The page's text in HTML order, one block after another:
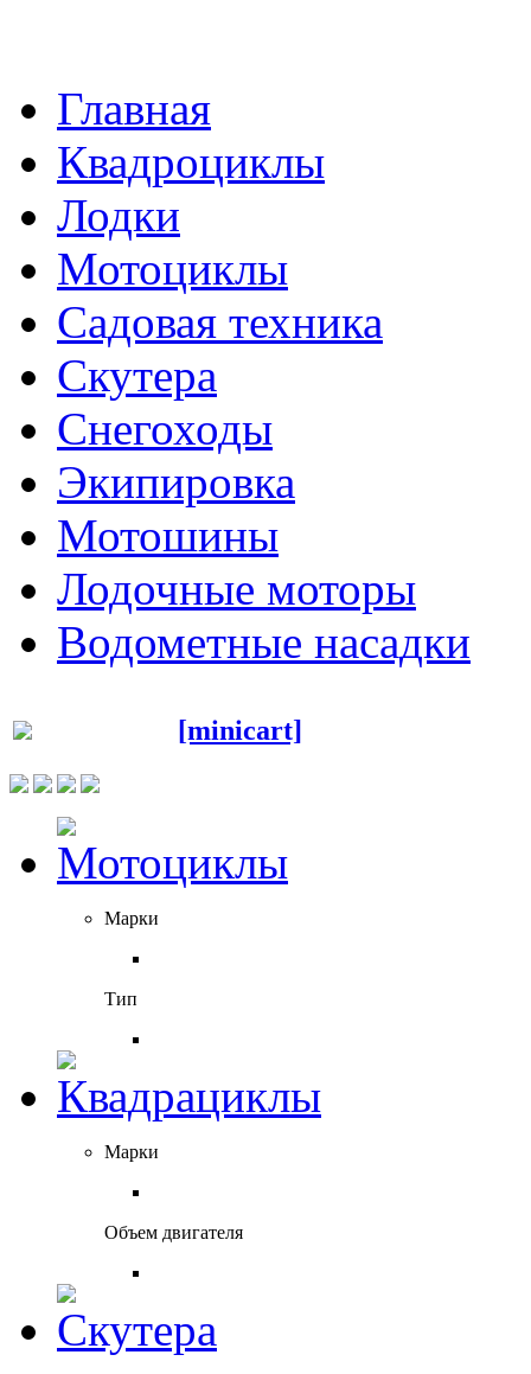
Главная
Квадроциклы
Лодки
Мотоциклы
Садовая техника
Скутера
Снегоходы
Экипировка
Мотошины
Лодочные моторы
Водометные насадки
[minicart]
Марки
Тип
Марки
Объем двигателя